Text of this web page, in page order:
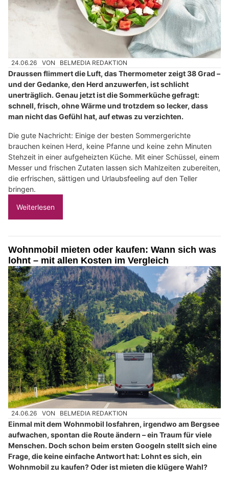
24.06.26 VON BELMEDIA REDAKTION
Draussen flimmert die Luft, das Thermometer zeigt 38 Grad –
und der Gedanke, den Herd anzuwerfen, ist schlicht
unerträglich. Genau jetzt ist die Sommerküche gefragt:
schnell, frisch, ohne Wärme und trotzdem so lecker, dass
man nicht das Gefühl hat, auf etwas zu verzichten.
Die gute Nachricht: Einige der besten Sommergerichte
brauchen keinen Herd, keine Pfanne und keine zehn Minuten
Stehzeit in einer aufgeheizten Küche. Mit einer Schüssel, einem
Messer und frischen Zutaten lassen sich Mahlzeiten zubereiten,
die erfrischen, sättigen und Urlaubsfeeling auf den Teller
bringen.
Weiterlesen
Wohnmobil mieten oder kaufen: Wann sich was
lohnt – mit allen Kosten im Vergleich
24.06.26 VON BELMEDIA REDAKTION
Einmal mit dem Wohnmobil losfahren, irgendwo am Bergsee
aufwachen, spontan die Route ändern – ein Traum für viele
Menschen. Doch schon beim ersten Googeln stellt sich eine
Frage, die keine einfache Antwort hat: Lohnt es sich, ein
Wohnmobil zu kaufen? Oder ist mieten die klügere Wahl?